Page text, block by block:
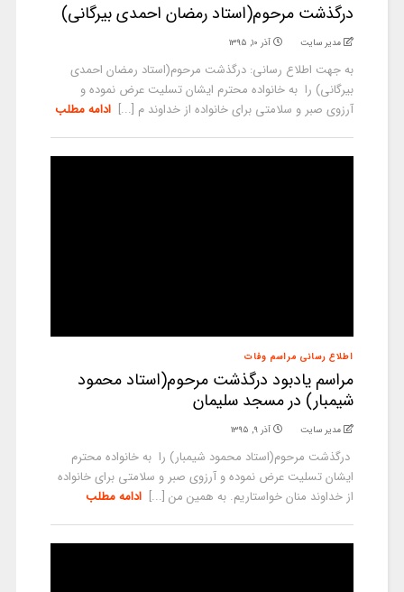
درگذشت مرحوم(استاد رمضان احمدی بیرگانی)
مدیر سایت آذر ۱۰, ۱۳۹۵
به جهت اطلاع رسانی: درگذشت مرحوم(استاد رمضان احمدی
بیرگانی) را به خانواده محترم ایشان تسلیت عرض نموده و
آرزوی صبر و سلامتی برای خانواده از خداوند م [...] ادامه مطلب
اطلاع رسانی مراسم وفات
مراسم یادبود درگذشت مرحوم(استاد محمود
شیمبار) در مسجد سلیمان
مدیر سایت آذر ۹, ۱۳۹۵
درگذشت مرحوم(استاد محمود شیمبار) را به خانواده محترم
ایشان تسلیت عرض نموده و آرزوی صبر و سلامتی برای خانواده
از خداوند منان خواستاریم. به همین من [...] ادامه مطلب